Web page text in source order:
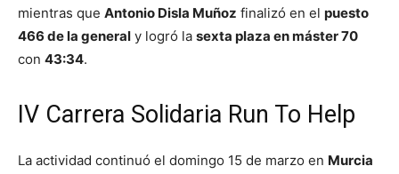
mientras que Antonio Disla Muñoz finalizó en el puesto
466 de la general y logró la sexta plaza en máster 70
con 43:34.
IV Carrera Solidaria Run To Help
La actividad continuó el domingo 15 de marzo en Murcia